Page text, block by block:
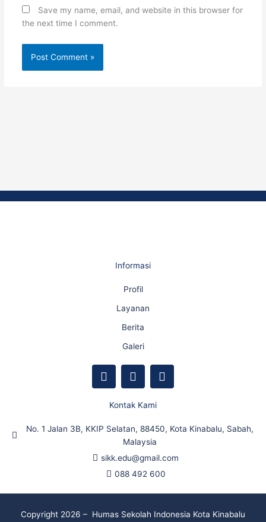
Save my name, email, and website in this browser for
the next time I comment.
Informasi
Profil
Layanan
Berita
Galeri
F
a
e
o
k
Y
o
t
b
e
I
n
g
a
m
Kontak Kami
No. 1 Jalan 3B, KKIP Selatan, 88450, Kota Kinabalu, Sabah,
Malaysia
sikk.edu@gmail.com
088 492 600
Copyright 2026 – Humas Sekolah Indonesia Kota Kinabalu